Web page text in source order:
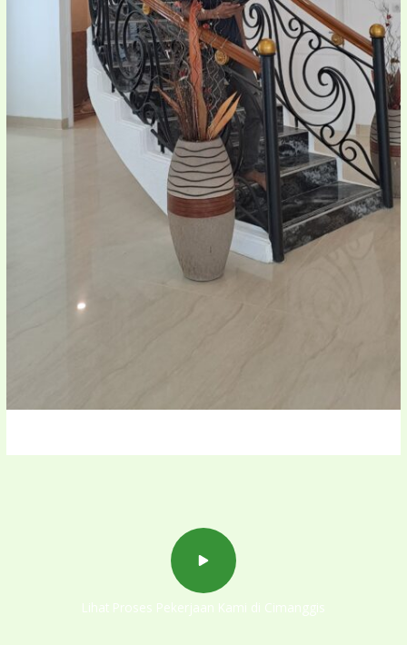
Lihat Proses Pekerjaan Kami di Cimanggis